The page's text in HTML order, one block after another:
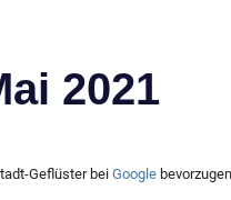
2021
Geflüster beiGoogle bevorzugen